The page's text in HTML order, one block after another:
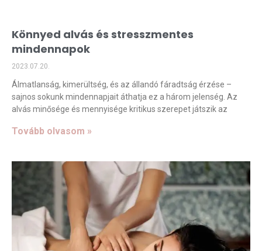
Könnyed alvás és stresszmentes
mindennapok
2023.07.20.
Álmatlanság, kimerültség, és az állandó fáradtság érzése –
sajnos sokunk mindennapjait áthatja ez a három jelenség. Az
alvás minősége és mennyisége kritikus szerepet játszik az
Tovább olvasom »